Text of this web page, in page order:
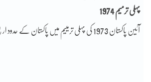
پہلی ترمیم 1974
آئین پاکستان 1973 کی پہلی ترمییم میں پاکستان کے حدود اربع کا دوبارہ تعین کیا گیا